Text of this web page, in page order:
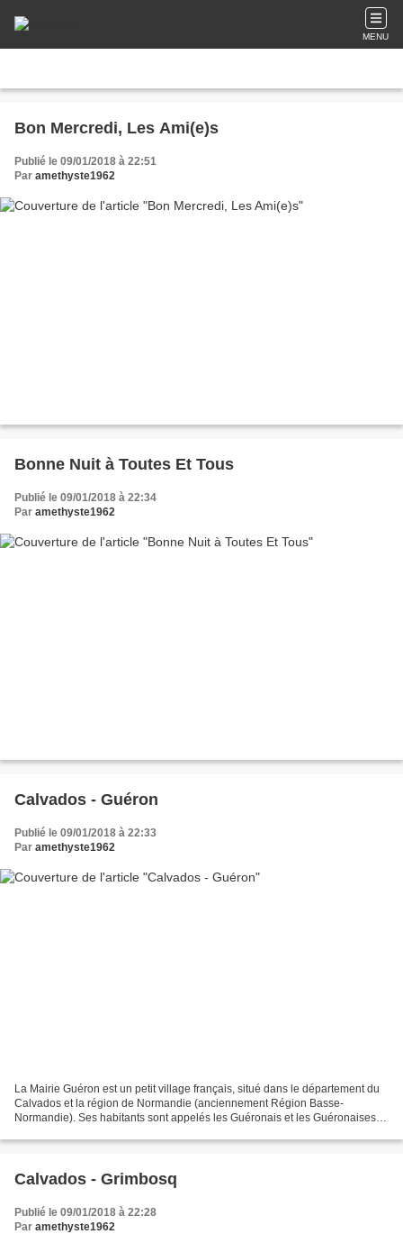
MENU
Bon Mercredi, Les Ami(e)s
Publié le 09/01/2018 à 22:51
Par amethyste1962
Bonne Nuit à Toutes Et Tous
Publié le 09/01/2018 à 22:34
Par amethyste1962
Calvados - Guéron
Publié le 09/01/2018 à 22:33
Par amethyste1962
La Mairie Guéron est un petit village français, situé dans le département du
Calvados et la région de Normandie (anciennement Région Basse-
Normandie). Ses habitants sont appelés les Guéronais et les Guéronaises.
Calvados - Grimbosq
Publié le 09/01/2018 à 22:28
Par amethyste1962